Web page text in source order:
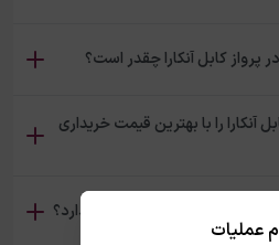
عملیات
پرواز کابل آنکارا چقدر است؟
آنکارا را با بهترین قیمت خریداری
رفت و برگشت کابل آنکارا وجود دارد؟